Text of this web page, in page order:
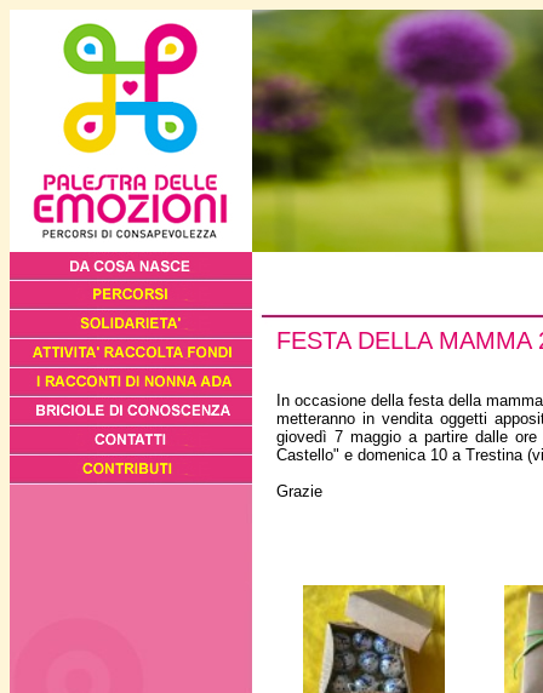
FESTA DELLA MAMMA
In occasione della festa della
metteranno in vendita oggetti
giovedì 7 maggio a partire dalle
Castello" e domenica 10 a Trestina
Grazie